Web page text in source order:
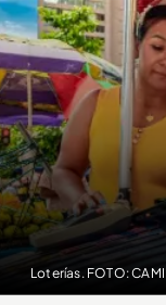
Loterías. FOTO: